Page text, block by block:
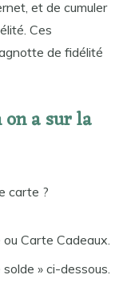
et de cumuler
Ces
de fidélité
a sur la
carte ?
Carte Cadeaux.
» ci-dessous.